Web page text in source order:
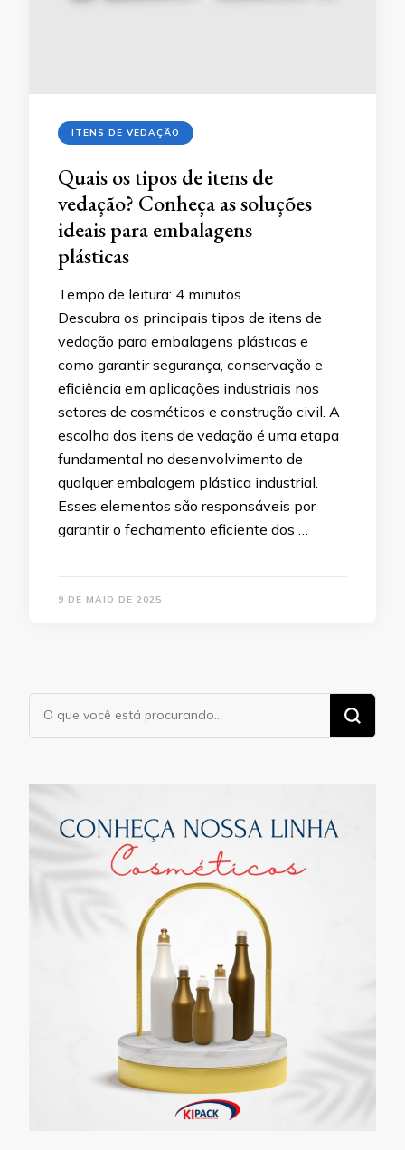
ITENS DE VEDAÇÃO
Quais os tipos de itens de
vedação? Conheça as soluções
ideais para embalagens
plásticas
Tempo de leitura: 4 minutos
Descubra os principais tipos de itens de
vedação para embalagens plásticas e
como garantir segurança, conservação e
eficiência em aplicações industriais nos
setores de cosméticos e construção civil. A
escolha dos itens de vedação é uma etapa
fundamental no desenvolvimento de
qualquer embalagem plástica industrial.
Esses elementos são responsáveis por
garantir o fechamento eficiente dos …
9 DE MAIO DE 2025
Procurando
algo?